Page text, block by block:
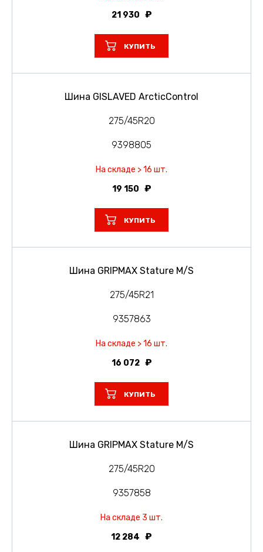
21 930
КУПИТЬ
Шина GISLAVED ArcticControl
275/45R20
9398805
На складе > 16 шт.
19 150
КУПИТЬ
Шина GRIPMAX Stature M/S
275/45R21
9357863
На складе > 16 шт.
16 072
КУПИТЬ
Шина GRIPMAX Stature M/S
275/45R20
9357858
На складе 3 шт.
12 284